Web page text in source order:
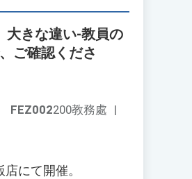
大きな違い-教員の
ご確認くださ
FEZ002200教務處 |
にて開催。